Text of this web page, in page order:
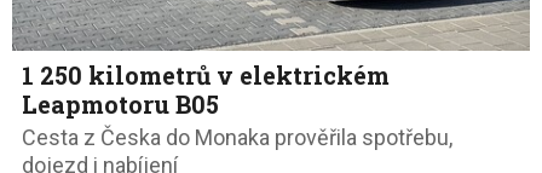
1 250 kilometrů v elektrickém
Leapmotoru B05
Cesta z Česka do Monaka prověřila spotřebu,
dojezd i nabíjení